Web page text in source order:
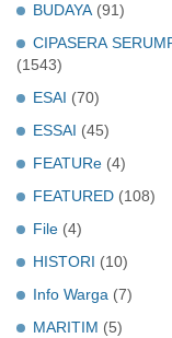
BUDAYA (91)
CIPASERA
(1543)
ESAI (70)
ESSAI (45)
FEATURe (4)
FEATURED (108)
File (4)
HISTORI (10)
Info Warga (7)
MARITIM (5)